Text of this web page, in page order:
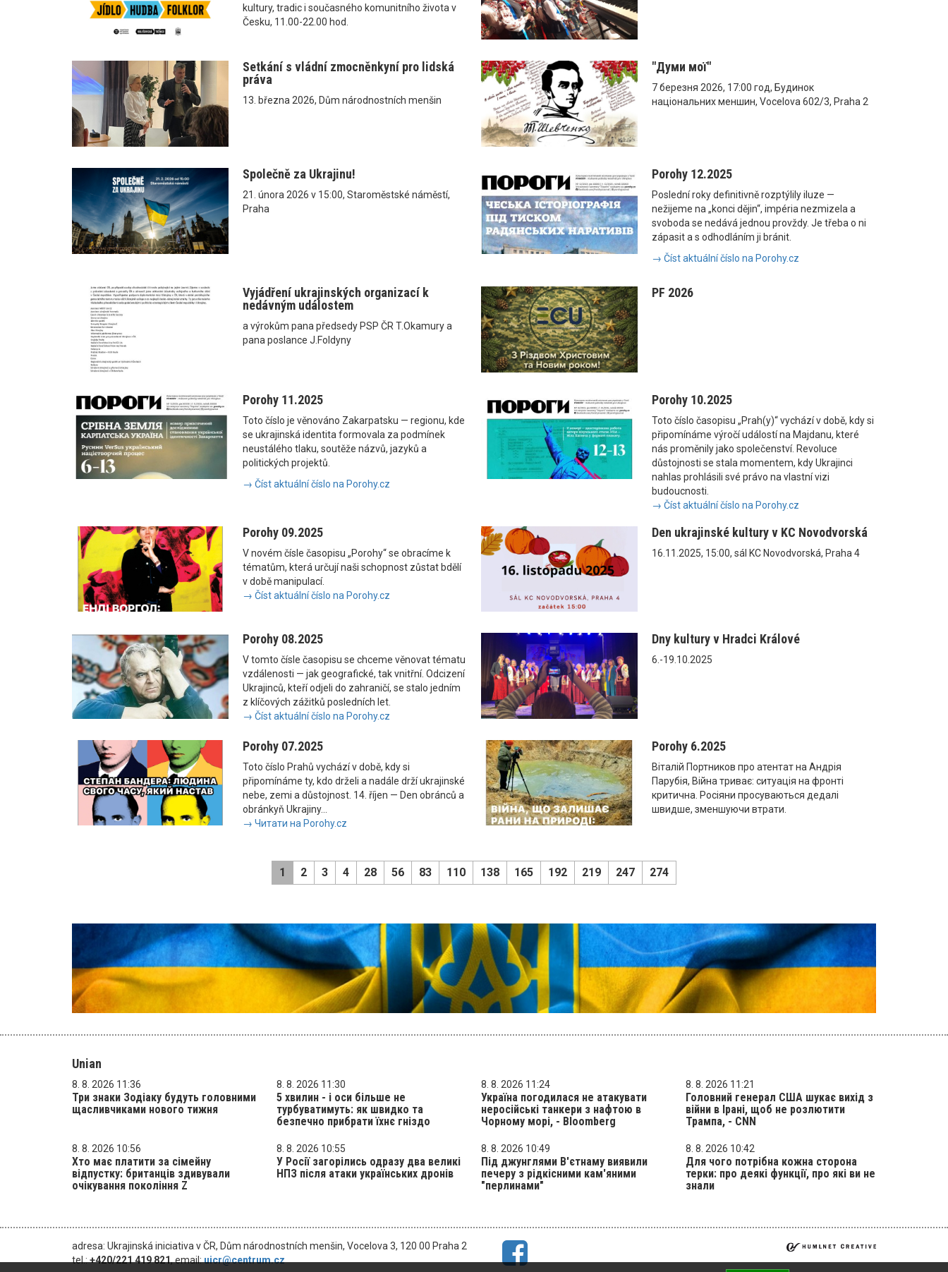
kultury, tradic i současného komunitního života v
Česku, 11.00-22.00 hod.
Setkání s vládní zmocněnkyní pro lidská
práva
13. března 2026, Dům národnostních menšin
"Думи мої"
7 березня 2026, 17:00 год, Будинок
національних меншин, Vocelova 602/3, Praha 2
Společně za Ukrajinu!
21. února 2026 v 15:00, Staroměstské náměstí,
Praha
Porohy 12.2025
Poslední roky definitivně rozptýlily iluze —
nežijeme na „konci dějin“, impéria nezmizela a
svoboda se nedává jednou provždy. Je třeba o ni
zápasit a s odhodláním ji bránit.
→ Číst aktuální číslo na Porohy.cz
Vyjádření ukrajinských organizací k
nedávným událostem
a výrokům pana předsedy PSP ČR T.Okamury a
pana poslance J.Foldyny
PF 2026
Porohy 11.2025
Toto číslo je věnováno Zakarpatsku — regionu, kde
se ukrajinská identita formovala za podmínek
neustálého tlaku, soutěže názvů, jazyků a
politických projektů.
→ Číst aktuální číslo na Porohy.cz
Porohy 10.2025
Toto číslo časopisu „Prah(y)“ vychází v době, kdy si
připomínáme výročí událostí na Majdanu, které
nás proměnily jako společenství. Revoluce
důstojnosti se stala momentem, kdy Ukrajinci
nahlas prohlásili své právo na vlastní vizi
budoucnosti.
→ Číst aktuální číslo na Porohy.cz
Porohy 09.2025
V novém čísle časopisu „Porohy“ se obracíme k
tématům, která určují naši schopnost zůstat bdělí
v době manipulací.
→ Číst aktuální číslo na Porohy.cz
Den ukrajinské kultury v KC Novodvorská
16.11.2025, 15:00, sál KC Novodvorská, Praha 4
Porohy 08.2025
V tomto čísle časopisu se chceme věnovat tématu
vzdálenosti — jak geografické, tak vnitřní. Odcizení
Ukrajinců, kteří odjeli do zahraničí, se stalo jedním
z klíčových zážitků posledních let.
→ Číst aktuální číslo na Porohy.cz
Dny kultury v Hradci Králové
6.-19.10.2025
Porohy 07.2025
Toto číslo Prahů vychází v době, kdy si
připomínáme ty, kdo drželi a nadále drží ukrajinské
nebe, zemi a důstojnost. 14. říjen — Den obránců a
obránkyň Ukrajiny...
→ Читати на Porohy.cz
Porohy 6.2025
Віталій Портников про атентат на Андрія
Парубія, Війна триває: ситуація на фронті
критична. Росіяни просуваються дедалі
швидше, зменшуючи втрати.
1 2 3 4 28 56 83 110 138 165 192 219 247 274
Unian
8. 8. 2026 11:36
Три знаки Зодіаку будуть головними
щасливчиками нового тижня
8. 8. 2026 11:30
5 хвилин - і оси більше не
турбуватимуть: як швидко та
безпечно прибрати їхнє гніздо
8. 8. 2026 11:24
Україна погодилася не атакувати
неросійські танкери з нафтою в
Чорному морі, - Bloomberg
8. 8. 2026 11:21
Головний генерал США шукає вихід з
війни в Ірані, щоб не розлютити
Трампа, - CNN
8. 8. 2026 10:56
Хто має платити за сімейну
відпустку: британців здивували
очікування покоління Z
8. 8. 2026 10:55
У Росії загорілись одразу два великі
НПЗ після атаки українських дронів
8. 8. 2026 10:49
Під джунглями В'єтнаму виявили
печеру з рідкісними кам'яними
"перлинами"
8. 8. 2026 10:42
Для чого потрібна кожна сторона
терки: про деякі функції, про які ви не
знали
adresa: Ukrajinská iniciativa v ČR, Dům národnostních menšin, Vocelova 3, 120 00 Praha 2
tel.:+420/221 419 821, email:uicr@centrum.cz